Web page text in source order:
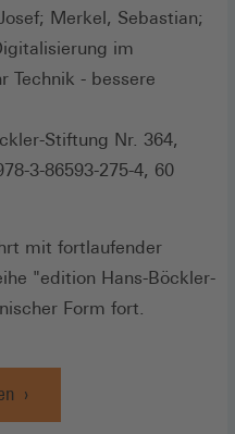
Merkel, Sebastian;
im
Technik - bessere
Stiftung Nr. 364,
3-86593-275-4, 60
mit fortlaufender
"edition Hans-Böckler-
Form fort.